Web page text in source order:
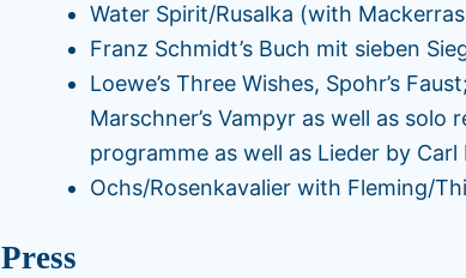
Water Spirit/Rusalka (with
Franz Schmidt’s Buch mit sieben
Loewe’s Three Wishes, Spohr’s
Marschner’s Vampyr as well as
programme as well as Lieder by
Ochs/Rosenkavalier with Fleming/
Press